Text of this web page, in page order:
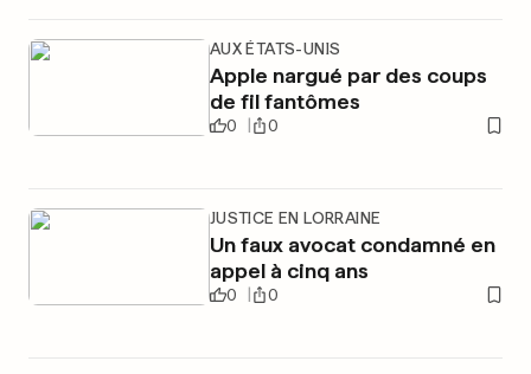
AUX ÉTATS-UNIS
Apple nargué par des coups
de fil fantômes
0 0
JUSTICE EN LORRAINE
Un faux avocat condamné en
appel à cinq ans
0 0